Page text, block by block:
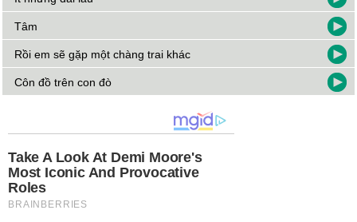
Tâm
Rồi em sẽ gặp một chàng trai khác
Côn đồ trên con đò